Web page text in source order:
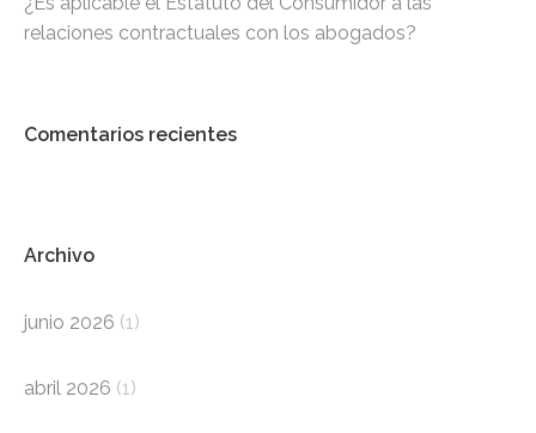
relaciones contractuales con los abogados?
Comentarios recientes
Archivo
junio 2026 (1)
abril 2026 (1)